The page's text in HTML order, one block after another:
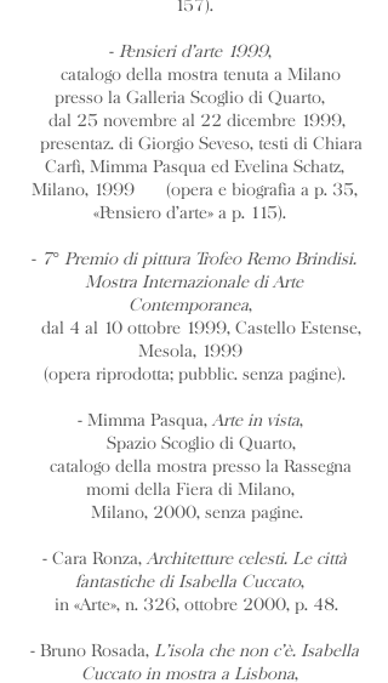
157).
- Pensieri d’arte 1999,
catalogo della mostra tenuta a Milano
presso la Galleria Scoglio di Quarto,
dal 25 novembre al 22 dicembre 1999,
presentaz. di Giorgio Seveso, testi di Chiara
Carfì, Mimma Pasqua ed Evelina Schatz,
Milano, 1999 (opera e biografia a p. 35,
«Pensiero d’arte» a p. 115).
- 7° Premio di pittura Trofeo Remo Brindisi.
Mostra Internazionale di Arte
Contemporanea,
dal 4 al 10 ottobre 1999, Castello Estense,
Mesola, 1999
(opera riprodotta; pubblic. senza pagine).
- Mimma Pasqua,Arte in vista,
Spazio Scoglio di Quarto,
catalogo della mostra presso la Rassegna
momi della Fiera di Milano,
Milano, 2000, senza pagine.
- Cara Ronza,Architetture celesti. Le città
fantastiche di Isabella Cuccato,
in «Arte», n. 326, ottobre 2000, p. 48.
- Bruno Rosada, L’isola che non c’è. Isabella
Cuccato in mostra a Lisbona,